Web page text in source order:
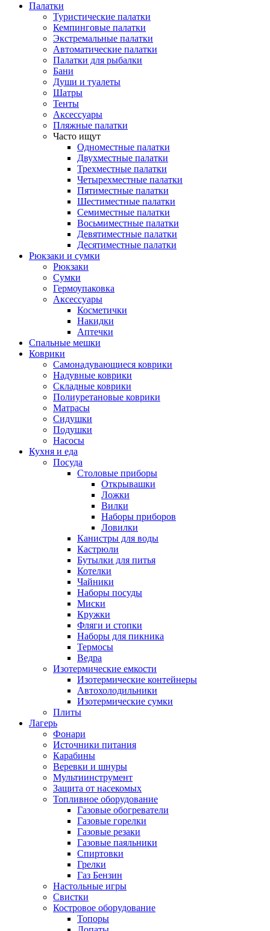
Палатки
Туристические палатки
Кемпинговые палатки
Экстремальные палатки
Автоматические палатки
Палатки для рыбалки
Бани
Души и туалеты
Шатры
Тенты
Аксессуары
Пляжные палатки
Часто ищут
Одноместные палатки
Двухместные палатки
Трехместные палатки
Четырехместные палатки
Пятиместные палатки
Шестиместные палатки
Семиместные палатки
Восьмиместные палатки
Девятиместные палатки
Десятиместные палатки
Рюкзаки и сумки
Рюкзаки
Сумки
Гермоупаковка
Аксессуары
Косметички
Накидки
Аптечки
Спальные мешки
Коврики
Самонадувающиеся коврики
Надувные коврики
Складные коврики
Полиуретановые коврики
Матрасы
Сидушки
Подушки
Насосы
Кухня и еда
Посуда
Столовые приборы
Открывашки
Ложки
Вилки
Наборы приборов
Ловилки
Канистры для воды
Кастрюли
Бутылки для питья
Котелки
Чайники
Наборы посуды
Миски
Кружки
Фляги и стопки
Наборы для пикника
Термосы
Ведра
Изотермические емкости
Изотермические контейнеры
Автохолодильники
Изотермические сумки
Плиты
Лагерь
Фонари
Источники питания
Карабины
Веревки и шнуры
Мультиинструмент
Защита от насекомых
Топливное оборудование
Газовые обогреватели
Газовые горелки
Газовые резаки
Газовые паяльники
Спиртовки
Грелки
Газ Бензин
Настольные игры
Свистки
Костровое оборудование
Топоры